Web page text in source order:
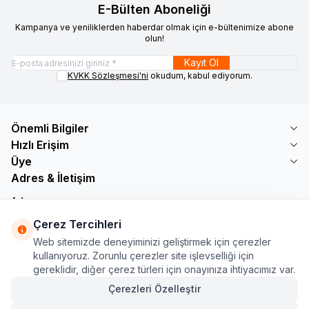
E-Bülten Aboneliği
Kampanya ve yeniliklerden haberdar olmak için e-bültenimize abone
olun!
Kayıt Ol
KVKK Sözleşmesi'ni okudum, kabul ediyorum.
Önemli Bilgiler
Hızlı Erişim
Üye
Adres & İletişim
Adres
İSTANBUL
Telefon
+90 555 560 27 32
E-Posta
ozdnylmz71@gmail.com
Çerez Tercihleri
Web sitemizde deneyiminizi geliştirmek için çerezler
kullanıyoruz. Zorunlu çerezler site işlevselliği için
gereklidir, diğer çerez türleri için onayınıza ihtiyacımız var.
Çerezleri Özelleştir